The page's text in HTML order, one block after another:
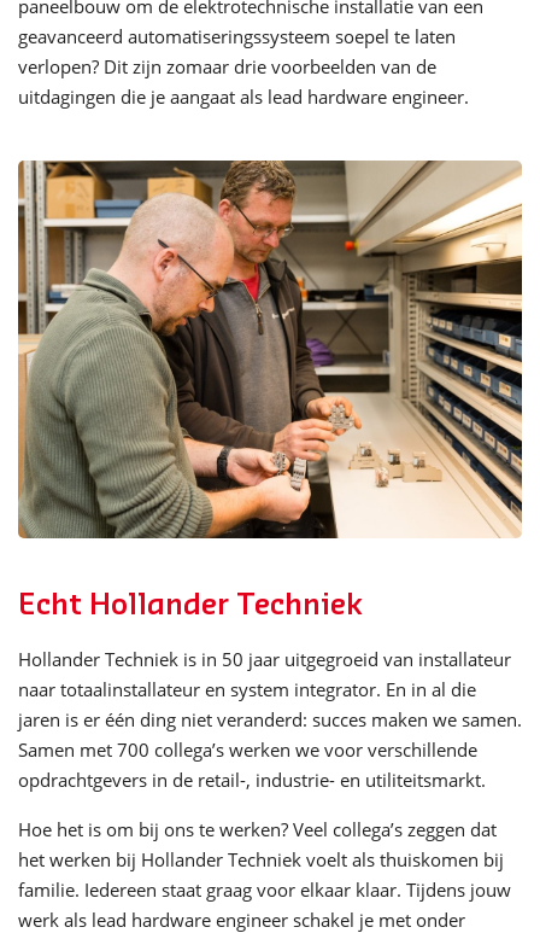
paneelbouw om de elektrotechnische installatie van een
geavanceerd automatiseringssysteem soepel te laten
verlopen? Dit zijn zomaar drie voorbeelden van de
uitdagingen die je aangaat als lead hardware engineer.
Echt Hollander Techniek
Hollander Techniek is in 50 jaar uitgegroeid van installateur
naar totaalinstallateur en system integrator. En in al die
jaren is er één ding niet veranderd: succes maken we samen.
Samen met 700 collega’s werken we voor verschillende
opdrachtgevers in de retail-, industrie- en utiliteitsmarkt.
Hoe het is om bij ons te werken? Veel collega’s zeggen dat
het werken bij Hollander Techniek voelt als thuiskomen bij
familie. Iedereen staat graag voor elkaar klaar. Tijdens jouw
werk als lead hardware engineer schakel je met onder